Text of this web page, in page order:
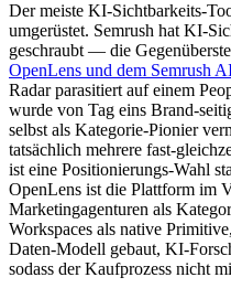
Der meiste KI-Sichtbarkeits-
umgerüstet. Semrush hat KI-
geschraubt — die
OpenLens und dem Semrush
Radar parasitiert auf einem
wurde von Tag eins Brand-
selbst als Kategorie-Pionier
tatsächlich mehrere fast-
ist eine Positionierungs-Wahl
OpenLens ist die Plattform im
Marketingagenturen als
Workspaces als native
Daten-Modell gebaut, KI-
sodass der Kaufprozess nicht